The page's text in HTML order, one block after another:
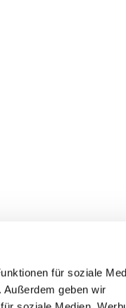
für soziale
geben wir
& Kreise Services